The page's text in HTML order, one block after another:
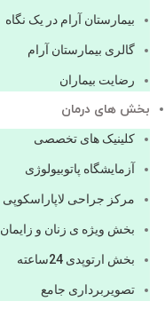
بیمارستان آرام در یک نگاه
گالری بیمارستان آرام
رضایت بیماران
بخش های درمان
کلینیک های تخصصی
آزمایشگاه پاتوبیولوژی
مرکز جراحی لاپاراسکوپی
بخش ویژه ی زنان و زایمان
بخش ارتوپدی 24ساعته
تصویربرداری جامع